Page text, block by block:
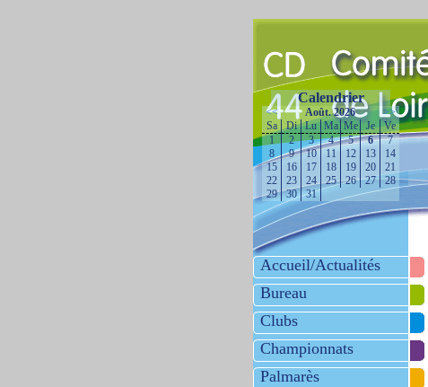
Calendrier
<< Août. 2026
>>
Sa
Di Lu Ma Me Je
Ve
1
2 3 4 5 6
7
8
9 10 11 12 13
14
15
16 17 18 19 20
21
22
23 24 25 26 27
28
29
30 31
Accueil/Actualités
Bureau
Clubs
Championnats
Palmarès